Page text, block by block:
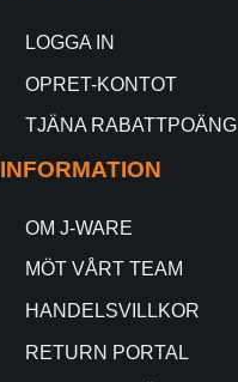
LOGGA IN
OPRET-KONTOT
TJÄNA RABATTPOÄNG
INFORMATION
OM J-WARE
MÖT VÅRT TEAM
HANDELSVILLKOR
RETURN PORTAL